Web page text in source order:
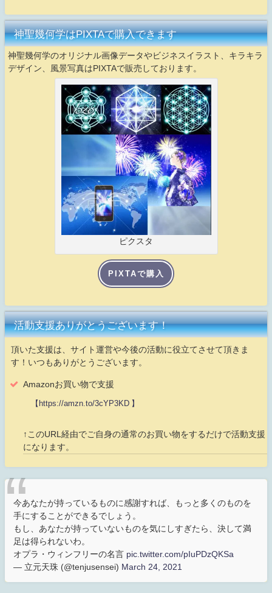
神聖幾何学はPIXTAで購入できます
神聖幾何学のオリジナル画像データやビジネスイラスト、キラキラ
デザイン、風景写真はPIXTAで販売しております。
ピクスタ
PIXTAで購入
活動支援ありがとうございます！
頂いた支援は、サイト運営や今後の活動に役立てさせて頂きま
す！いつもありがとうございます。
Amazonお買い物で支援
【https://amzn.to/3cYP3KD 】
↑このURL経由でご自身の通常のお買い物をするだけで活動支援
になります。
今あなたが持っているものに感謝すれば、もっと多くのものを
手にすることができるでしょう。
もし、あなたが持っていないものを気にしすぎたら、決して満
足は得られないわ。
オプラ・ウィンフリーの名言 pic.twitter.com/pIuPDzQKSa
— 立元天珠 (@tenjusensei) March 24, 2021